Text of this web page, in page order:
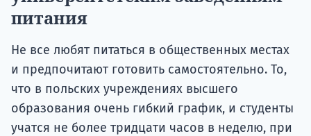
питания
Не все любят питаться в общественных местах
и предпочитают готовить самостоятельно. То,
что в польских учреждениях высшего
образования очень гибкий график, и студенты
учатся не более тридцати часов в неделю, при